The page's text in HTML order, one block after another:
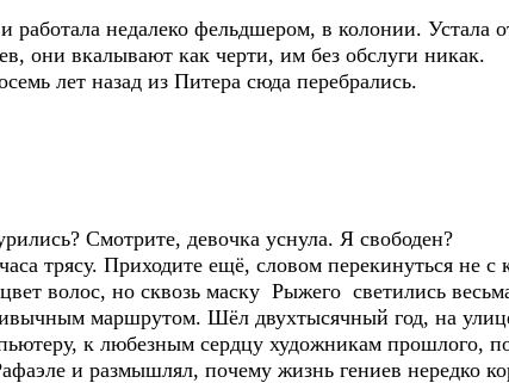
недалеко фельдшером, в колонии. Устала
они вкалывают как черти, им без обслуги никак.
лет назад из Питера сюда перебрались.
Смотрите, девочка уснула. Я свободен?
трясу. Приходите ещё, словом перекинуться не с
волос, но сквозь маску Рыжего светились
маршрутом. Шёл двухтысячный год, на улице
к любезным сердцу художникам прошлого,
и размышлял, почему жизнь гениев нередко